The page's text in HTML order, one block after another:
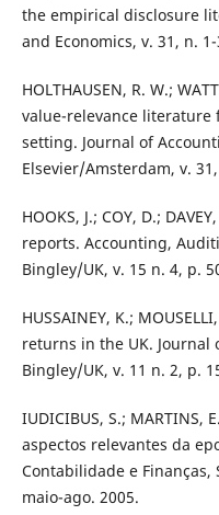
the empirical disclosure
and Economics, v. 31, n.
HOLTHAUSEN, R. W.;
value-relevance
setting. Journal of
Elsevier/Amsterdam, v.
HOOKS, J.; COY, D.;
reports. Accounting,
Bingley/UK, v. 15 n. 4, p.
HUSSAINEY, K.;
returns in the UK. Journal
Bingley/UK, v. 11 n. 2, p.
IUDICIBUS, S.; MARTINS,
aspectos relevantes da
Contabilidade e Finanças,
maio-ago. 2005.